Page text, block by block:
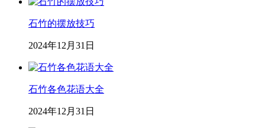
石竹的摆放技巧
2024年12月31日
石竹各色花语大全
2024年12月31日